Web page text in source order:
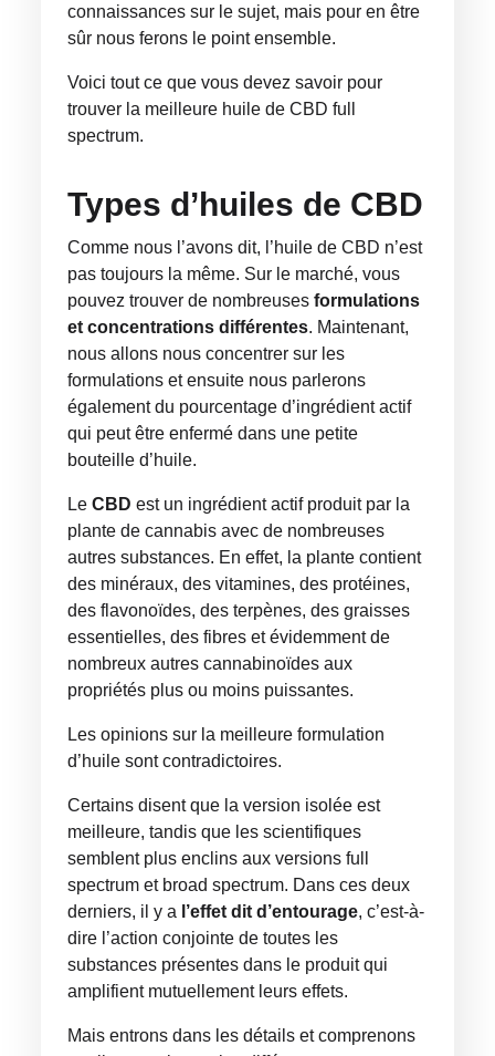
connaissances sur le sujet, mais pour en être
sûr nous ferons le point ensemble.
Voici tout ce que vous devez savoir pour
trouver la meilleure huile de CBD full
spectrum.
Types d’huiles de CBD
Comme nous l’avons dit, l’huile de CBD n’est
pas toujours la même. Sur le marché, vous
pouvez trouver de nombreusesformulations
et concentrations différentes. Maintenant,
nous allons nous concentrer sur les
formulations et ensuite nous parlerons
également du pourcentage d’ingrédient actif
qui peut être enfermé dans une petite
bouteille d’huile.
LeCBD est un ingrédient actif produit par la
plante de cannabis avec de nombreuses
autres substances. En effet, la plante contient
des minéraux, des vitamines, des protéines,
des flavonoïdes, des terpènes, des graisses
essentielles, des fibres et évidemment de
nombreux autres cannabinoïdes aux
propriétés plus ou moins puissantes.
Les opinions sur la meilleure formulation
d’huile sont contradictoires.
Certains disent que la version isolée est
meilleure, tandis que les scientifiques
semblent plus enclins aux versions full
spectrum et broad spectrum. Dans ces deux
derniers, il y a l’effet dit d’entourage, c’est-à-
dire l’action conjointe de toutes les
substances présentes dans le produit qui
amplifient mutuellement leurs effets.
Mais entrons dans les détails et comprenons